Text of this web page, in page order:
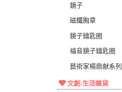
鏡子
磁鐵胸章
鏡子鑰匙圈
福音鏡子鑰匙圈
藝術家楊鼎献系列
文創.生活雜貨